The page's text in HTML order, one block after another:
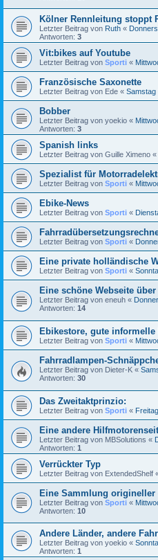
Kölner Rennleitung stoppt
Letzter Beitrag von Ruth «
Antworten: 3
Vit:bikes auf Youtube
Letzter Beitrag von Sporti «
Französische Saxonette
Letzter Beitrag von Ede « Samstag
Bobber
Letzter Beitrag von yoekio «
Antworten: 3
Spanish links
Letzter Beitrag von Guille Ximeno «
Spezialist für
Letzter Beitrag von Sporti «
Ebike-News
Letzter Beitrag von Sporti «
Letzter Beitrag von Sporti «
Eine private holländische
Letzter Beitrag von Sporti «
Eine schöne Webseite
Letzter Beitrag von eneuh «
Antworten: 14
Ebikestore, gute
Letzter Beitrag von Sporti «
Fahrradlampen-
Letzter Beitrag von Dieter-K «
Antworten: 30
Das Zweitaktprinzio:
Letzter Beitrag von Sporti «
Eine andere
Letzter Beitrag von MBSolutions «
Antworten: 1
Verrückter Typ
Letzter Beitrag von ExtendedShelf
Eine Sammlung origineller
Letzter Beitrag von Sporti «
Antworten: 10
Andere Länder, andere
Letzter Beitrag von yoekio «
Antworten: 1